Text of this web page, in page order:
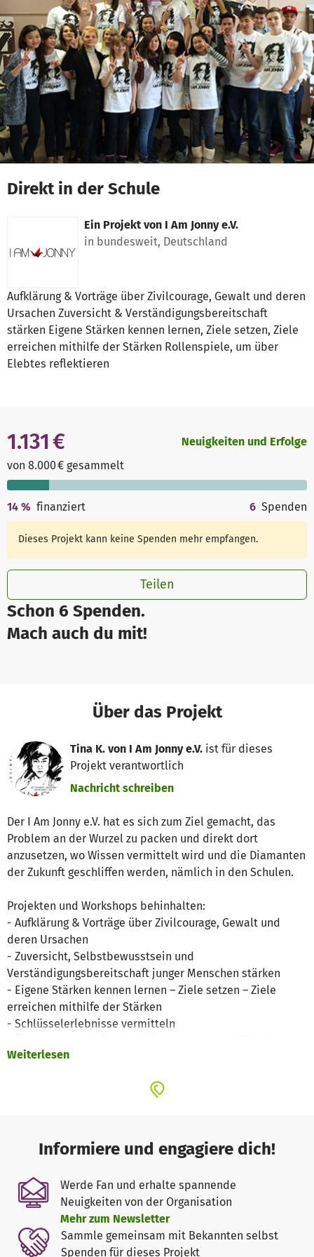
Zum Hauptinhalt springen
Erklärung zur Barrierefreiheit anzeigen
Direkt in der Schule
Ein Projekt von I Am Jonny e.V.
in bundesweit, Deutschland
Aufklärung & Vorträge über Zivilcourage, Gewalt und deren
Ursachen Zuversicht & Verständigungsbereitschaft
stärken Eigene Stärken kennen lernen, Ziele setzen, Ziele
erreichen mithilfe der Stärken Rollenspiele, um über
Elebtes reflektieren
Schon 6 Spenden.
Mach auch du mit!
1.131 €
von 8.000 € gesammelt
Neuigkeiten und Erfolge
14 % finanziert 6 Spenden
Dieses Projekt kann keine Spenden mehr empfangen.
Teilen
Über das Projekt
Tina K. von I Am Jonny e.V. ist für dieses
Projekt verantwortlich
Nachricht schreiben
Der I Am Jonny e.V. hat es sich zum Ziel gemacht, das
Problem an der Wurzel zu packen und direkt dort
anzusetzen, wo Wissen vermittelt wird und die Diamanten
der Zukunft geschliffen werden, nämlich in den Schulen.
Projekten und Workshops behinhalten:
- Aufklärung & Vorträge über Zivilcourage, Gewalt und
deren Ursachen
- Zuversicht, Selbstbewusstsein und
Verständigungsbereitschaft junger Menschen stärken
- Eigene Stärken kennen lernen – Ziele setzen – Ziele
erreichen mithilfe der Stärken
- Schlüsselerlebnisse vermitteln
- Das wirkliche Glück im Leben erkennen
Workshops zum Thema: “Gewaltprävention - für
Zivilcourage und ein friedliches Miteinander!” zu halten,
bekamen wir regelmäßige Einladungen von Schulen.
Häufig kam die Initiative von engagierten Schülern und
Lehrern selbst, weil sie Anteil an Jonny’s Geschichte
genommen hatten und an ihren Projekttagen über Jonny
berichten wollten, aber manchmal erhielten wir auch
Weiterlesen
Informiere und engagiere dich!
Werde Fan und erhalte spannende
Neuigkeiten von der Organisation
Mehr zum Newsletter
Sammle gemeinsam mit Bekannten selbst
Spenden für dieses Projekt